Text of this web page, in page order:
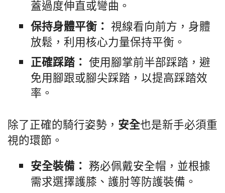
蓋過度伸直或彎曲。
保持身體平衡： 視線看向前方，身體
放鬆，利用核心力量保持平衡。
正確踩踏： 使用腳掌前半部踩踏，避
免用腳跟或腳尖踩踏，以提高踩踏效
率。
除了正確的騎行姿勢， 安全也是新手必須重
視的環節。
安全裝備： 務必佩戴安全帽，並根據
需求選擇護膝、護肘等防護裝備。